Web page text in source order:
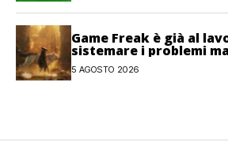
Game Freak è già al
sistemare i problemi
of Reincarnation
5 AGOSTO 2026